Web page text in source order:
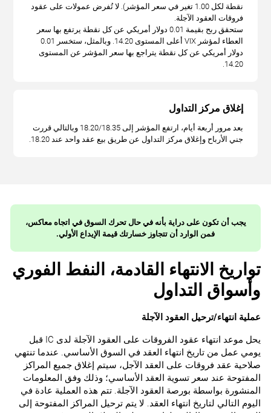
نقطة لكل 1.00 تغير في سعر المؤشر). لا تُفرض عمولات على عقود
فروقات العقود الآجلة.
ستحقق ربح بقيمة 0.01 دولار أمريكي عن كل نقطة يرتفع بها سعر
العطاء لمؤشر VIX أعلى المستوى 14.20. وبالمثل، ستخسر 0.01
دولار أمريكي عن كل نقطة يتراجع بها سعر المؤشر عن المستوى
14.20.
إغلاق مركز التداول
بعد مرور أربعة أيام، ارتفع المؤشر إلى 18.20/18.35 وبالتالي قررت
جني الأرباح وإغلاق مركز التداول عن طريق بيع عقد واحد عند 18.20.
يجب أن تكون على دراية بأنه في حال تحرك السوق في اتجاه معاكس،
فمن الوارد أن تتجاوز خسارتك قيمة الإيداع الأولي.
تواريخ الانتهاء القادمة، النفط الفوري
وأسواق التداول
عملية انتهاء/ترحيل العقود الآجلة
يحل موعد انتهاء عقود الفروقات على العقود الآجلة لدى IC قبل
يومي عمل من تاريخ انتهاء العقد في السوق الأساسي. عندما تنتهي
صلاحية عقد فروقات على العقد الآجل، سيتم إغلاق جميع المراكز
المفتوحة عند سعر تسوية العقد الأساسي؛ وذلك وفق المعلومات
المنشورة بواسطة بورصة العقود الآجلة. تتم هذه العملية عادة في
اليوم التالي لتاريخ انتهاء العقد. لا يتم ترحيل المراكز المفتوحة إلى